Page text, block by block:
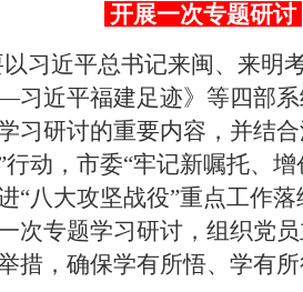
开展一次专题研讨
习近平总书记来闽、来明
近平福建足迹》等四部
习研讨的重要内容，并结
动，市委“牢记新嘱托、
“八大攻坚战役”重点工作
次专题学习研讨，组织党
措，确保学有所悟、学有